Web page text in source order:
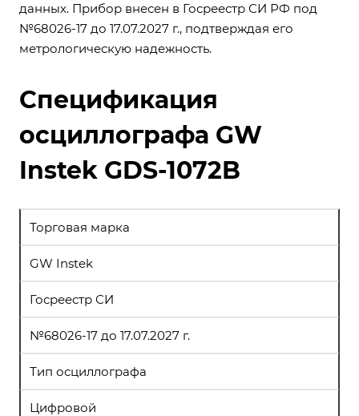
данных. Прибор внесен в Госреестр СИ РФ под
№68026-17 до 17.07.2027 г., подтверждая его
метрологическую надежность.
Спецификация
осциллографа GW
Instek GDS-1072B
Торговая марка
GW Instek
Госреестр СИ
№68026-17 до 17.07.2027 г.
Тип осциллографа
Цифровой